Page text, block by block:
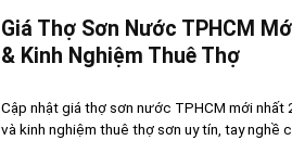
Giá Thợ Sơn Nước TPHCM
& Kinh Nghiệm Thuê Thợ
Cập nhật giá thợ sơn nước TPHCM mới
và kinh nghiệm thuê thợ sơn uy tín, tay nghề